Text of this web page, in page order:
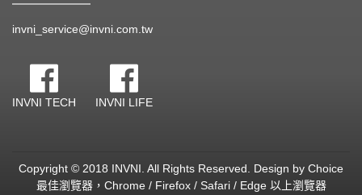
invni_service@invni.com.tw
INVNI TECH INVNI LIFE
Copyright © 2018 INVNI. All Rights Reserved. Design by Choice
最佳瀏覽器，Chrome / Firefox / Safari / Edge 以上瀏覽器